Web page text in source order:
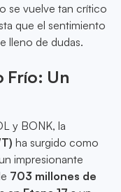
se vuelve tan crítico
que el sentimiento
lleno de dudas.
Frío: Un
y BONK, la
ha surgido como
impresionante
703 millones de